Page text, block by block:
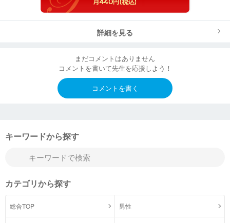
詳細を見る
まだコメントはありません
コメントを書いて先生を応援しよう！
コメントを書く
キーワードから探す
カテゴリから探す
総合TOP 男性